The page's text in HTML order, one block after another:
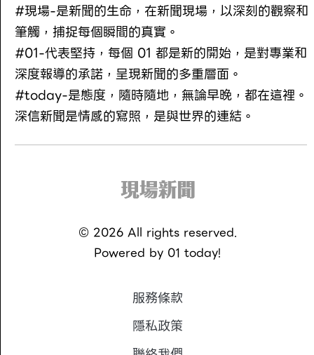
#現場-是新聞的生命，在新聞現場，以深刻的觀察和
筆觸，捕捉每個瞬間的真實。
#01-代表堅持，每個 01 都是新的開始，是對專業和
深度報導的承諾，呈現新聞的多重層面。
#today-是態度，隨時隨地，無論早晚，都在這裡。
深信新聞是情感的寫照，是與世界的連結。
© 2026All rights reserved.
Powered by 01 today!
服務條款
隱私政策